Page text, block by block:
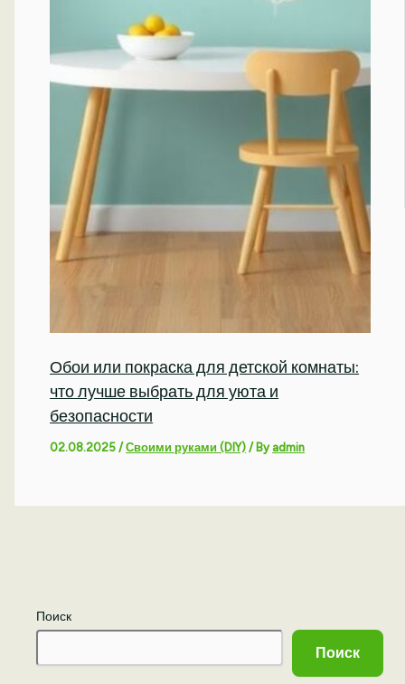
Поиск
Поиск
Обои или покраска для детской комнаты:
что лучше выбрать для уюта и
безопасности
02.08.2025/Своими руками (DIY) / Byadmin